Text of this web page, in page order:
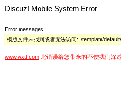
Discuz! Mobile System Error
Error messages:
模版文件未找到或者无法访问: ./template/
www.wxtt.com 此错误给您带来的不便我们深